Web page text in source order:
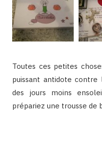
Toutes ces petites
puissant antidote contre
des jours moins
prépariez une trousse de